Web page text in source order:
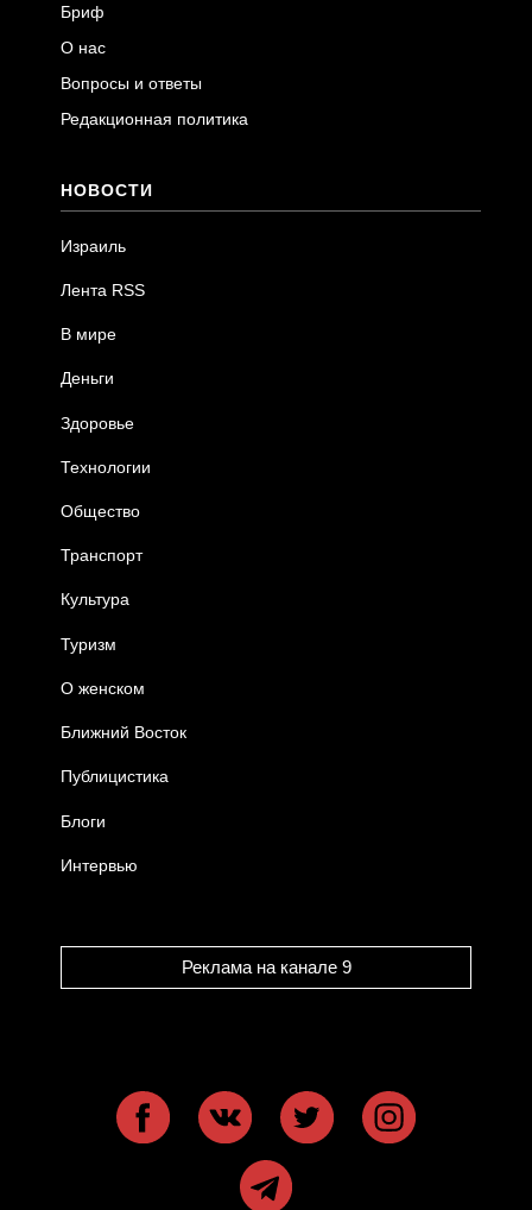
Бриф
О нас
Вопросы и ответы
Редакционная политика
НОВОСТИ
Израиль
Лента RSS
В мире
Деньги
Здоровье
Технологии
Общество
Транспорт
Культура
Туризм
О женском
Ближний Восток
Публицистика
Блоги
Интервью
Реклама на канале 9